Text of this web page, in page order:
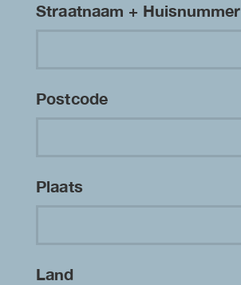
Straatnaam + Huisnummer
Postcode
Plaats
Land